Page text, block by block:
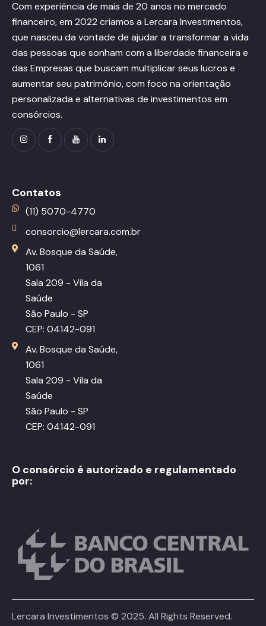
Com experiência de mais de 20 anos no mercado
financeiro, em 2022 criamos a Lercara Investimentos,
que nasceu da vontade de ajudar a transformar a vida
das pessoas que sonham com a liberdade financeira e
das Empresas que buscam multiplicar seus lucros e
aumentar seu patrimônio, com foco na orientação
personalizada e alternativas de investimentos em
consórcios.
Contatos
(11) 5070-4770
consorcio@lercara.com.br
Av. Bosque da Saúde,
1061
Sala 209 - Vila da
Saúde
São Paulo - SP
CEP: 04142-091
Av. Bosque da Saúde,
1061
Sala 209 - Vila da
Saúde
São Paulo - SP
CEP: 04142-091
O consórcio é autorizado e regulamentado
por:
Lercara Investimentos © 2025. All Rights Reserved.